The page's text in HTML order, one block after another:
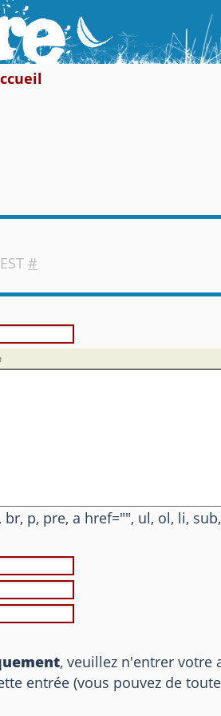
#
p, pre, a href="", ul, ol, li,
, veuillez n'entrer votre
entrée (vous pouvez de